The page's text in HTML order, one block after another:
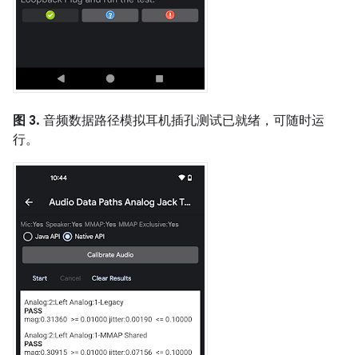
图 3. 音频数据路径模拟耳机插孔测试已就绪，可随时运
行。